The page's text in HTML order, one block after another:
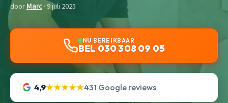
doorMarc· 9 juli 2025
NU BEREIKBAAR
BEL 030 308 09 05
4,9★★★★★431 Google reviews